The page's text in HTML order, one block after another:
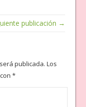
publicación →
publicada. Los
*